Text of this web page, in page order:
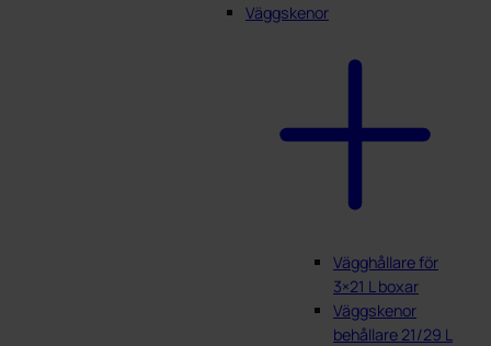
Väggskenor
Vägghållare för
3×21 L boxar
Väggskenor
behållare 21/29 L